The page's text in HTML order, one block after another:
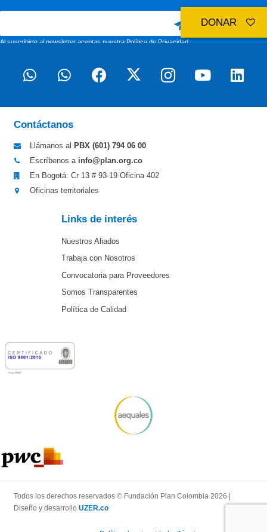
Al suscribirte al newsletter aceptas nuestraPolítica de Privacidad
Contáctanos
Llámanos al PBX (601) 794 06 00
Escríbenos a info@plan.org.co
En Bogotá: Cr 13 # 93-19 Oficina 402
Oficinas territoriales
Links de interés
Nuestros Aliados
Trabaja con Nosotros
Convocatoria para Proveedores
Somos Transparentes
Política de Calidad
Todos los derechos reservados © Fundación Plan Colombia 2026 |
Diseño y desarrollo UZER.co
DONAR